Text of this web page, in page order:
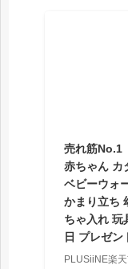
売れ筋No.1
赤ちゃん カ
ベビーウォ
かまり立ち
ちゃ入れ 玩
日 プレゼン
PLUSiiNE楽